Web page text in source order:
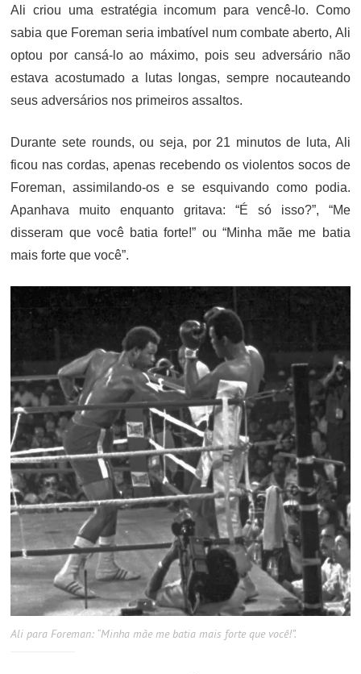
Ali criou uma estratégia incomum para vencê-lo. Como
sabia que Foreman seria imbatível num combate aberto, Ali
optou por cansá-lo ao máximo, pois seu adversário não
estava acostumado a lutas longas, sempre nocauteando
seus adversários nos primeiros assaltos.
Durante sete rounds, ou seja, por 21 minutos de luta, Ali
ficou nas cordas, apenas recebendo os violentos socos de
Foreman, assimilando-os e se esquivando como podia.
Apanhava muito enquanto gritava: “É só isso?”, “Me
disseram que você batia forte!” ou “Minha mãe me batia
mais forte que você”.
Ali para Foreman: “Minha mãe me batia mais forte que você!”.